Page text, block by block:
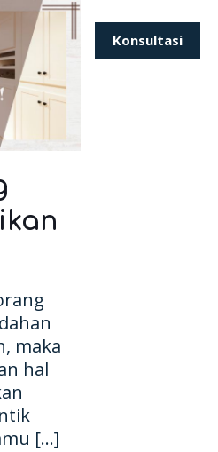
Konsultasi
maka
hal
[…]